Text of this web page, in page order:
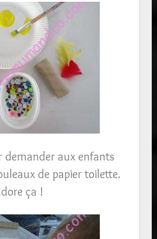
demander aux enfants
de papier toilette.
ça !